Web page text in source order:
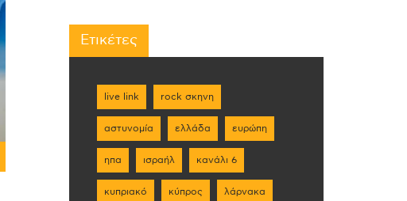
Ετικέτες
live link rock σκηνη
αστυνομία ελλάδα ευρώπη
ηπα ισραήλ κανάλι 6
κυπριακό κύπρος λάρνακα